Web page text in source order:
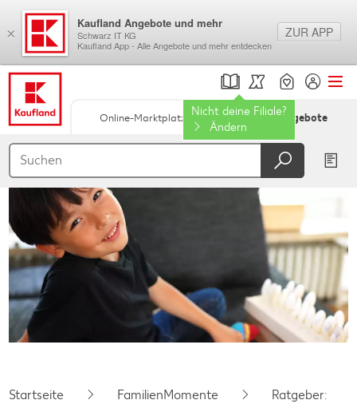
Hauptinhalt
Footer
Schwebender Seitenbereich
Nicht deine Filiale?
Ändern
Online-Marktplatz Filial-Angebote
Startseite FamilienMomente
Ratgeber:
×
Kaufland Angebote und mehr
Schwarz IT KG
Kaufland App - Alle Angebote und mehr entdecken
ZUR APP